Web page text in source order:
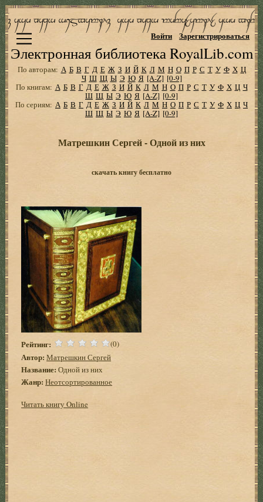
Электронная библиотека RoyalLib.com
Войти Зарегистрироваться
По авторам: А Б В Г Д Е Ж З И Й К Л М Н О П Р С Т У Ф Х Ц
Ч Ш Щ Ы Э Ю Я [A-Z] [0-9]
По книгам: А Б В Г Д Е Ж З И Й К Л М Н О П Р С Т У Ф Х Ц Ч
Ш Щ Ы Э Ю Я [A-Z] [0-9]
По сериям: А Б В Г Д Е Ж З И Й К Л М Н О П Р С Т У Ф Х Ц Ч
Ш Щ Ы Э Ю Я [A-Z] [0-9]
Матрешкин Сергей - Одной из них
скачать книгу бесплатно
Рейтинг: (0)
Автор: Матрешкин Сергей
Название: Одной из них
Жанр: Неотсортированное
Читать книгу Online